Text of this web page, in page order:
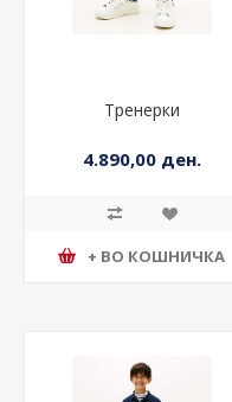
Тренерки
4.890,00 ден.
+ ВО КОШНИЧКА